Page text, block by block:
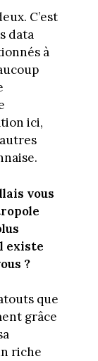
C’est
data
à
ici,
vous
existe
?
que
grâce
riche